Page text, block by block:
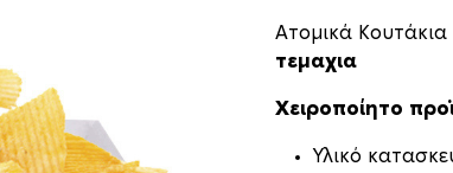
Ατομικά
τεμαχια
Χειροποίητο
Υλικό